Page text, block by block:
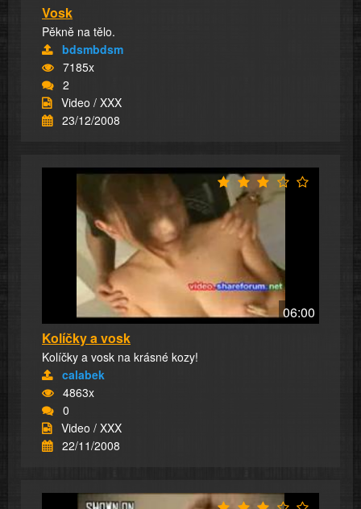
Vosk
Pěkně na tělo.
bdsmbdsm
7185x
2
Video / XXX
23/12/2008
06:00
Kolíčky a vosk
Kolíčky a vosk na krásné kozy!
calabek
4863x
0
Video / XXX
22/11/2008